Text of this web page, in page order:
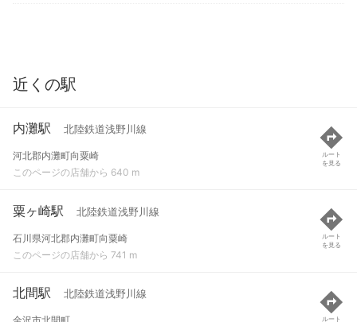
近くの駅
内灘駅 北陸鉄道浅野川線
河北郡内灘町向粟崎
このページの店舗から 640 m
ルート
を見る
粟ヶ崎駅 北陸鉄道浅野川線
石川県河北郡内灘町向粟崎
このページの店舗から 741 m
ルート
を見る
北間駅 北陸鉄道浅野川線
ルート